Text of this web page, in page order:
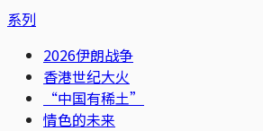
系列
2026伊朗战争
香港世纪大火
“中国有稀土”
情色的未来